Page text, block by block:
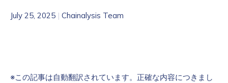
July 25, 2025 | Chainalysis Team
※この記事は自動翻訳されています。正確な内容につきまし